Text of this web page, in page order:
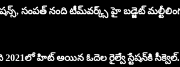
సంపత్ నంది టీమ్‌వర్క్స్ హై బడ్జెట్
హిట్ అయిన ఓదెల రైల్వే స్టేషన్‌కి